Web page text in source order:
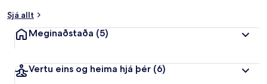
Sjá allt
Meginaðstaða (5)
Vertu eins og heima hjá þér (6)